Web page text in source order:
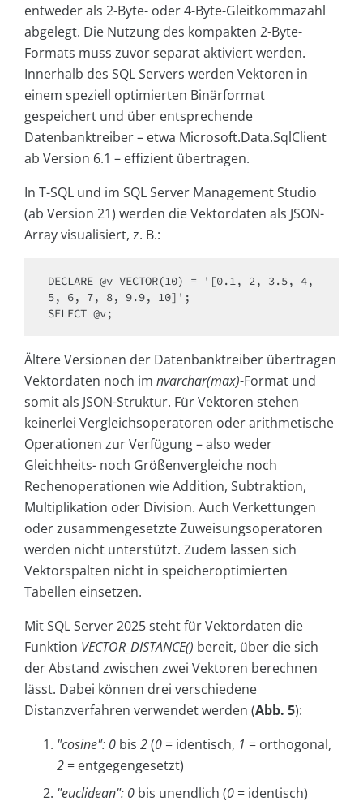
entweder als 2-Byte- oder 4-Byte-Gleitkommazahl
abgelegt. Die Nutzung des kompakten 2-Byte-
Formats muss zuvor separat aktiviert werden.
Innerhalb des SQL Servers werden Vektoren in
einem speziell optimierten Binärformat
gespeichert und über entsprechende
Datenbanktreiber – etwa Microsoft.Data.SqlClient
ab Version 6.1 – effizient übertragen.
In T-SQL und im SQL Server Management Studio
(ab Version 21) werden die Vektordaten als JSON-
Array visualisiert, z. B.:
DECLARE @v VECTOR(10) = '[0.1, 2, 3.5, 4,
5, 6, 7, 8, 9.9, 10]';
Ältere Versionen der Datenbanktreiber übertragen
Vektordaten noch im nvarchar(max)-Format und
somit als JSON-Struktur. Für Vektoren stehen
keinerlei Vergleichsoperatoren oder arithmetische
Operationen zur Verfügung – also weder
Gleichheits- noch Größenvergleiche noch
Rechenoperationen wie Addition, Subtraktion,
Multiplikation oder Division. Auch Verkettungen
oder zusammengesetzte Zuweisungsoperatoren
werden nicht unterstützt. Zudem lassen sich
Vektorspalten nicht in speicheroptimierten
Tabellen einsetzen.
Mit SQL Server 2025 steht für Vektordaten die
Funktion VECTOR_DISTANCE() bereit, über die sich
der Abstand zwischen zwei Vektoren berechnen
lässt. Dabei können drei verschiedene
Distanzverfahren verwendet werden (Abb. 5):
"cosine": 0 bis 2(0 = identisch, 1 = orthogonal,
2 = entgegengesetzt)
"euclidean": 0 bis unendlich (0 = identisch)